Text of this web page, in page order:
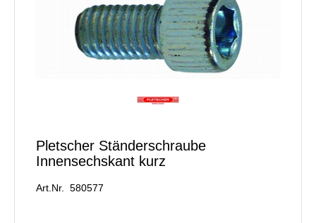
Pletscher Ständerschraube
Innensechskant kurz
Art.Nr. 580577